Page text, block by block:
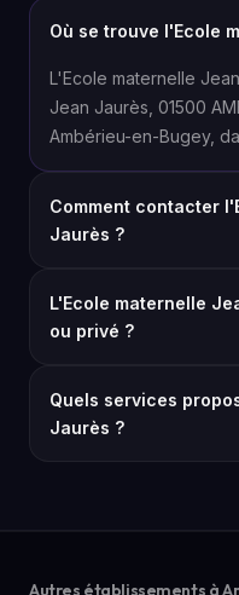
Où se trouve l'Ecole
L'Ecole maternelle
Jean Jaurès, 01500
Ambérieu-en-Bugey,
Comment contacter
Jaurès ?
L'Ecole maternelle
ou privé ?
Quels services
Jaurès ?